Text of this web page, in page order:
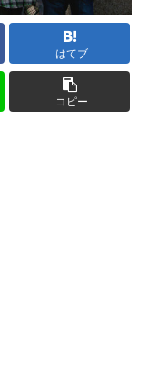
はてブ
コピー